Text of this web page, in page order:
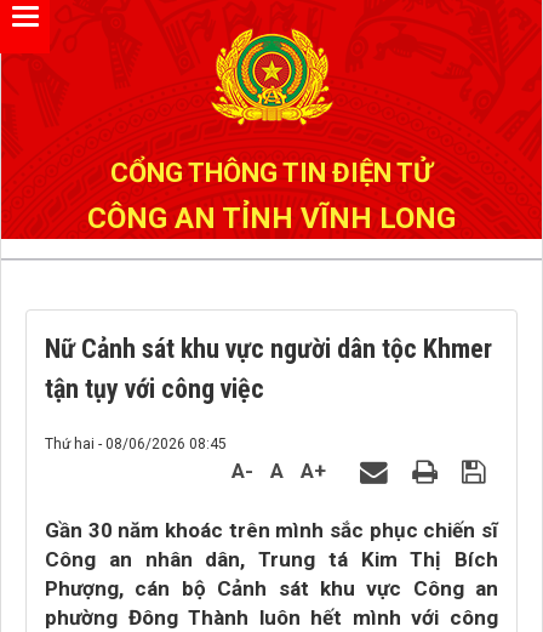
CỔNG THÔNG TIN ĐIỆN TỬ
CÔNG AN TỈNH VĨNH LONG
Nữ Cảnh sát khu vực người dân tộc Khmer
tận tụy với công việc
Thứ hai - 08/06/2026 08:45
A- A A+
Gần 30 năm khoác trên mình sắc phục chiến sĩ
Công an nhân dân, Trung tá Kim Thị Bích
Phượng, cán bộ Cảnh sát khu vực Công an
phường Đông Thành luôn hết mình với công